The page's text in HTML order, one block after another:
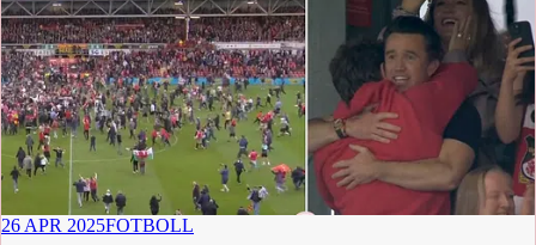
26 APR 2025FOTBOLL